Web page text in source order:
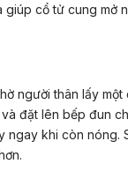
cổ tử cung mở
người thân lấy
đặt lên bếp đun
khi còn nóng.